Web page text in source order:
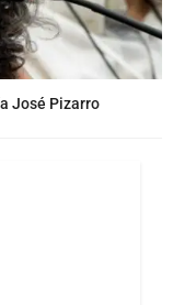
José Pizarro